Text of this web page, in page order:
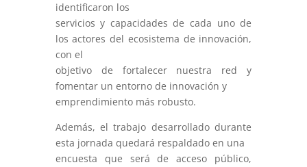
identificaron los
servicios y capacidades de cada uno de
los actores del ecosistema de innovación,
con el
objetivo de fortalecer nuestra red y
fomentar un entorno de innovación y
emprendimiento más robusto.
Además, el trabajo desarrollado durante
esta jornada quedará respaldado en una
encuesta que será de acceso público,